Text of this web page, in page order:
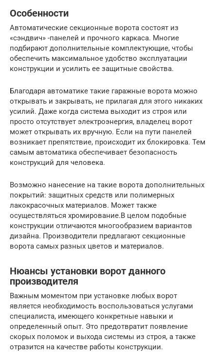
Особенности
Автоматические секционные ворота состоят из
«сэндвич» -панелей и прочного каркаса. Многие
подбирают дополнительные комплектующие, чтобы
обеспечить максимальное удобство эксплуатации
конструкции и усилить ее защитные свойства.
Благодаря автоматике такие гаражные ворота можно
открывать и закрывать, не прилагая для этого никаких
усилий. Даже когда система выходит из строя или
просто отсутствует электроэнергия, владелец ворот
может открывать их вручную. Если на пути панелей
возникает препятствие, происходит их блокировка. Тем
самым автоматика обеспечивает безопасность
конструкций для человека.
Возможно нанесение на такие ворота дополнительных
покрытий: защитных средств или полимерных
лакокрасочных материалов. Может также
осуществляться хромирование.В целом подобные
конструкции отличаются многообразием вариантов
дизайна. Производители предлагают секционные
ворота самых разных цветов и материалов.
Нюансы установки ворот данного
производителя
Важным моментом при установке любых ворот
является необходимость воспользоваться услугами
специалиста, имеющего конкретные навыки и
определенный опыт. Это предотвратит появление
скорых поломок и выхода системы из строя, а также
отразится на качестве работы конструкции.